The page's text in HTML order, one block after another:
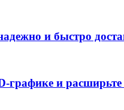
и быстро
графике и